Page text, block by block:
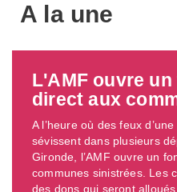
A la une
L'AMF ouvre
direct aux
A l’heure où des feux
sévissent dans plusieurs
Gironde, l’AMF ouvre un
communes sinistrées. Les
des dons qui seront